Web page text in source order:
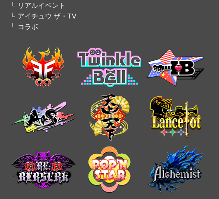
リアルイベント
アイチュウ ザ・TV
コラボ